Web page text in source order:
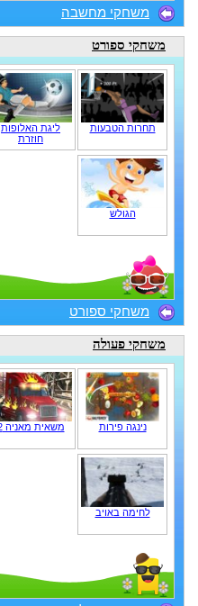
משחקי מחשבה
משחקי ספורט
תחרות הטבעות
ליגת האלופות
חוזרת
הגולש
משחקי ספורט
משחקי פעולה
נינגה פירות משאית מאניה 2
לחימה באויב